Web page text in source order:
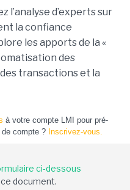
l’analyse d’experts sur
la confiance
les apports de la «
des
transactions et la
à votre compte LMI pour pré-
compte ? Inscrivez-vous.
ci-dessous
document.